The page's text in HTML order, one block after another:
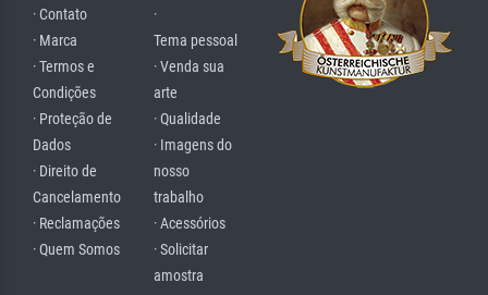
· Contato
· Marca
· Termos e
Condições
· Proteção de
Dados
· Direito de
Cancelamento
· Reclamações
· Quem Somos
·
Tema pessoal
· Venda sua
arte
· Qualidade
· Imagens do
nosso
trabalho
· Acessórios
· Solicitar
amostra